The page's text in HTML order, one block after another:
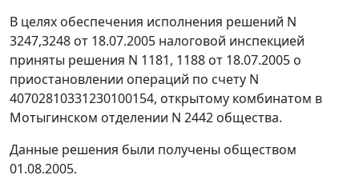
В целях обеспечения исполнения решений N
3247,3248 от 18.07.2005 налоговой инспекцией
приняты решения N 1181, 1188 от 18.07.2005 о
приостановлении операций по счету N
40702810331230100154, открытому комбинатом в
Мотыгинском отделении N 2442 общества.
Данные решения были получены обществом
01.08.2005.